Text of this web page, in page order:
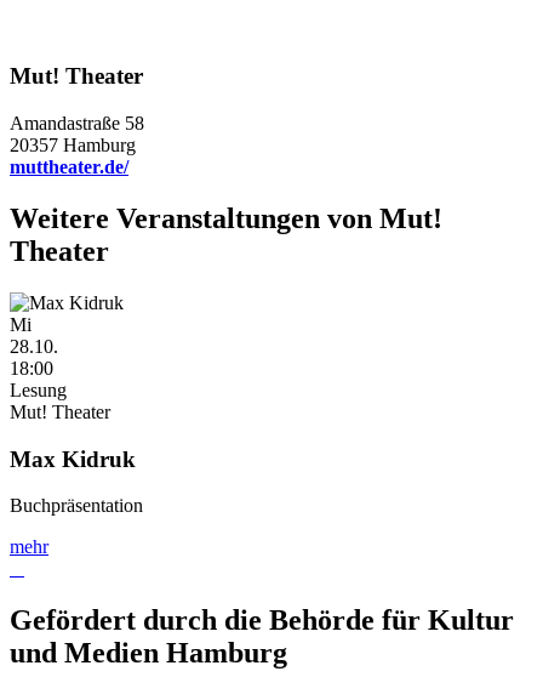
Mut! Theater
Amandastraße 58
20357 Hamburg
muttheater.de/
Weitere Veranstaltungen von Mut!
Theater
Mi
28.10.
18:00
Lesung
Mut! Theater
Max Kidruk
Buchpräsentation
mehr
Gefördert durch die Behörde für Kultur
und Medien Hamburg